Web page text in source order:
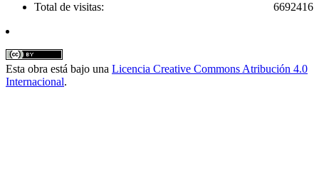
6692416
Total de visitas:
Esta obra está bajo una Licencia Creative Commons Atribución 4.0
Internacional.